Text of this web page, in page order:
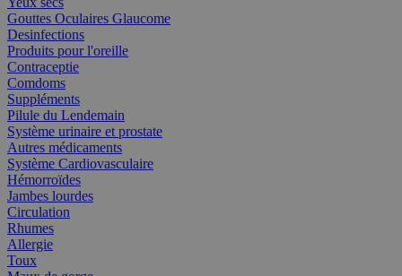
Gouttes Oculaires Glaucome
Desinfections
Produits pour l'oreille
Contraceptie
Comdoms
Suppléments
Pilule du Lendemain
Système urinaire et prostate
Autres médicaments
Système Cardiovasculaire
Hémorroïdes
Jambes lourdes
Circulation
Rhumes
Allergie
Toux